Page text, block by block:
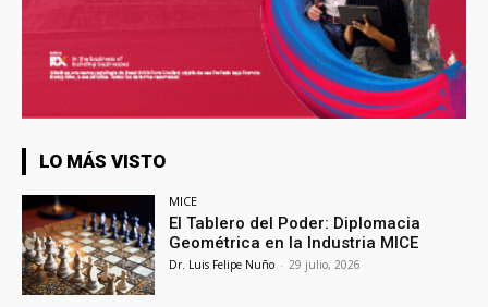
LO MÁS VISTO
MICE
El Tablero del Poder: Diplomacia
Geométrica en la Industria MICE
Dr. Luis Felipe Nuño - 29 julio, 2026